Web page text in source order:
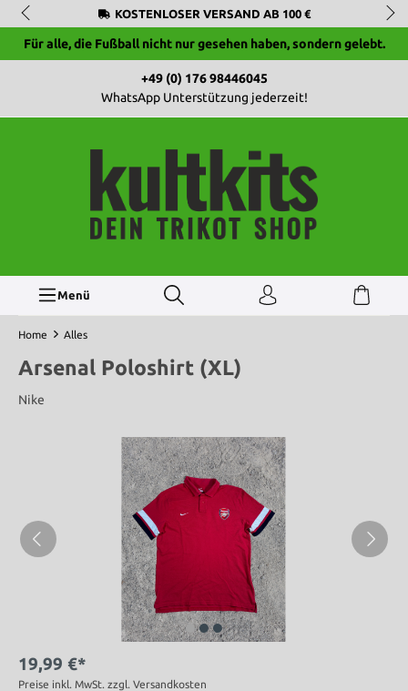
KOSTENLOSER VERSAND AB 100 €
Für alle, die Fußball nicht nur gesehen haben, sondern gelebt.
+49 (0) 176 98446045
WhatsApp Unterstützung jederzeit!
Menü
Home Alles
Arsenal Poloshirt (XL)
Nike
19,99 €*
Preise inkl. MwSt. zzgl. Versandkosten